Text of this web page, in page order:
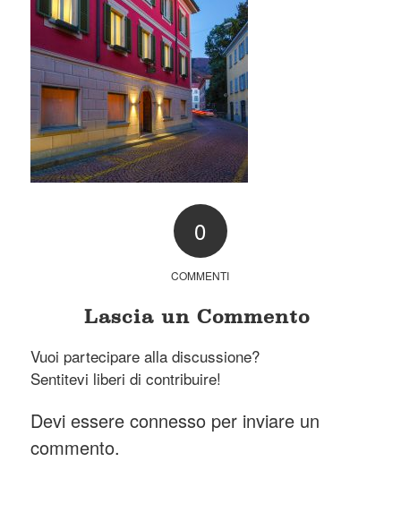
0
COMMENTI
Lascia un Commento
Vuoi partecipare alla discussione?
Sentitevi liberi di contribuire!
Devi essere connessoper inviare un
commento.